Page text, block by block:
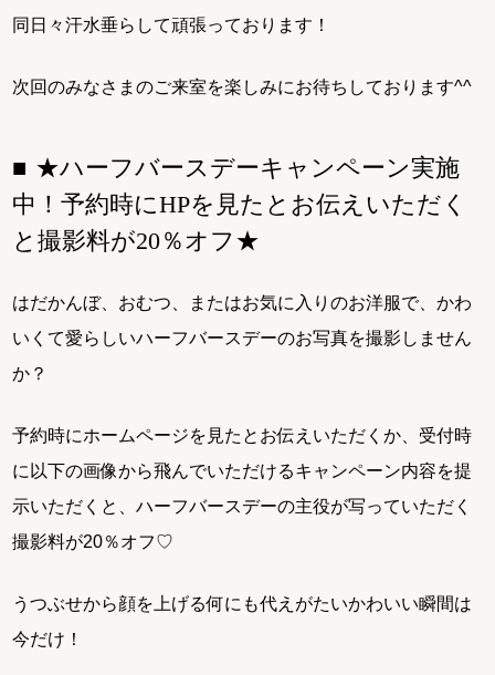
同日々汗水垂らして頑張っております！
次回のみなさまのご来室を楽しみにお待ちしております^^
★ハーフバースデーキャンペーン実施
中！予約時にHPを見たとお伝えいただく
と撮影料が20％オフ★
はだかんぼ、おむつ、またはお気に入りのお洋服で、かわ
いくて愛らしいハーフバースデーのお写真を撮影しません
か？
予約時にホームページを見たとお伝えいただくか、受付時
に以下の画像から飛んでいただけるキャンペーン内容を提
示いただくと、ハーフバースデーの主役が写っていただく
撮影料が20％オフ♡
うつぶせから顔を上げる何にも代えがたいかわいい瞬間は
今だけ！